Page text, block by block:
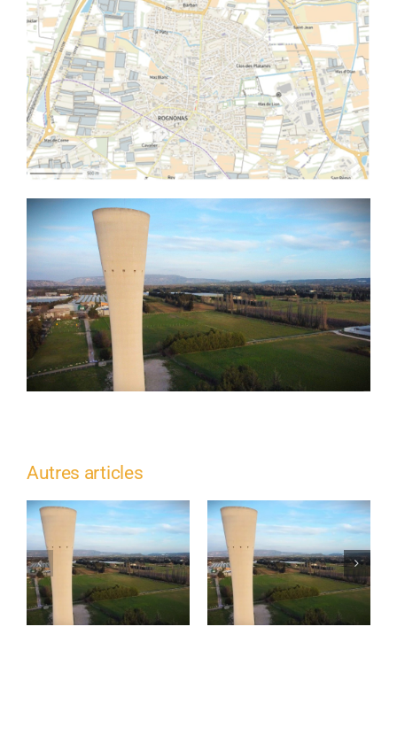
Autres articles
Travaux de
réhabilitation des
infrastructures
d’eau potable –
Avenue du Docteur
Contrôles de bon
fonctionnement –
Verquières